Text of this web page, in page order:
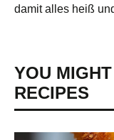
damit alles heiß
YOU
RECIPES